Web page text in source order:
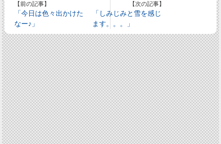
【前の記事】
「今日は色々出かけた
なー♪」
【次の記事】
「しみじみと雪を感じ
ます。。。」